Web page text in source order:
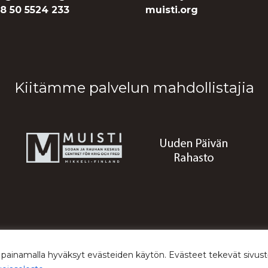
hyväksyt evästeiden käytön. Evästeet tekevät
50 5524 233
muisti.org
Kiitämme palvelun mahdollistajia
© 2026 Sodan ja rauhan keskus Muisti